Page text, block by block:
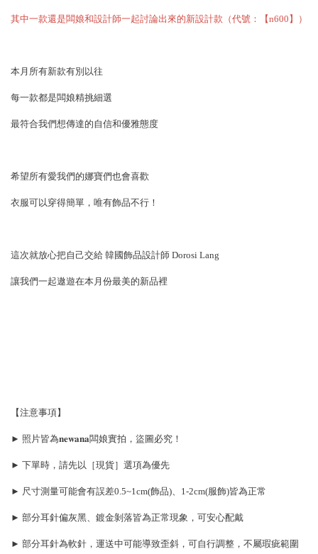
其中一款還是闆娘和設計師一起討論出來的新設計款（代號：【n600】）
本月所有新款有別以往
每一款都是闆娘精挑細選
最符合我們想傳達的自信和優雅態度
希望所有愛我們的娜寶們也會喜歡
衣服可以穿得簡單，唯有飾品不行！
這次就放心把自己交給 韓國飾品設計師 Dorosi Lang
讓我們一起遨遊在本月份最美的新品裡
【注意事項】
► 照片皆為𝐧𝐞𝐰𝐚𝐧𝐚闆娘實拍，盜圖必究！
► 下單時，請先以［現貨］選項為優先
► 尺寸測量可能會有誤差0.5~1cm(飾品)、1-2cm(服飾)皆為正常
► 部分耳針偏灰黑、鍍金剝落皆為正常現象，可安心配戴
► 部分耳針為軟針，運送中可能導致歪斜，可自行調整，不屬瑕疵範圍